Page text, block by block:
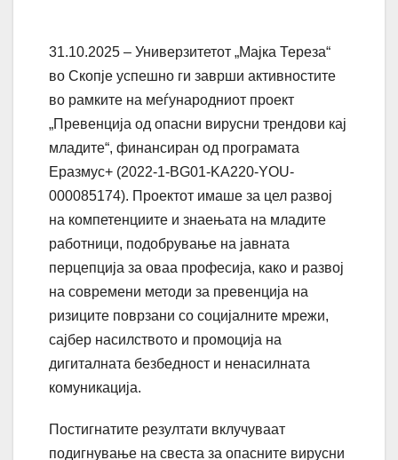
31.10.2025 – Универзитетот „Мајка Тереза“
во Скопјe успешно ги заврши активностите
во рамките на меѓународниот проект
„Превенција од опасни вирусни трендови кај
младите“, финансиран од програмата
Еразмус+ (2022-1-BG01-KA220-YOU-
000085174). Проектот имаше за цел развој
на компетенциите и знаењата на младите
работници, подобрување на јавната
перцепција за оваа професија, како и развој
на современи методи за превенција на
ризиците поврзани со социјалните мрежи,
сајбер насилството и промоција на
дигиталната безбедност и ненасилната
комуникација.
Постигнатите резултати вклучуваат
подигнување на свеста за опасните вирусни